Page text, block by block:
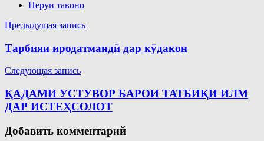
Неруи тавоно
Навигация
по
записям
Предыдущая запись
Тарбияи иродатмандӣ дар кӯдакон
Следующая запись
ҚАДАМИ УСТУВОР БАРОИ ТАТБИҚИ ИЛМ
ДАР ИСТЕҲСОЛОТ
Добавить комментарий